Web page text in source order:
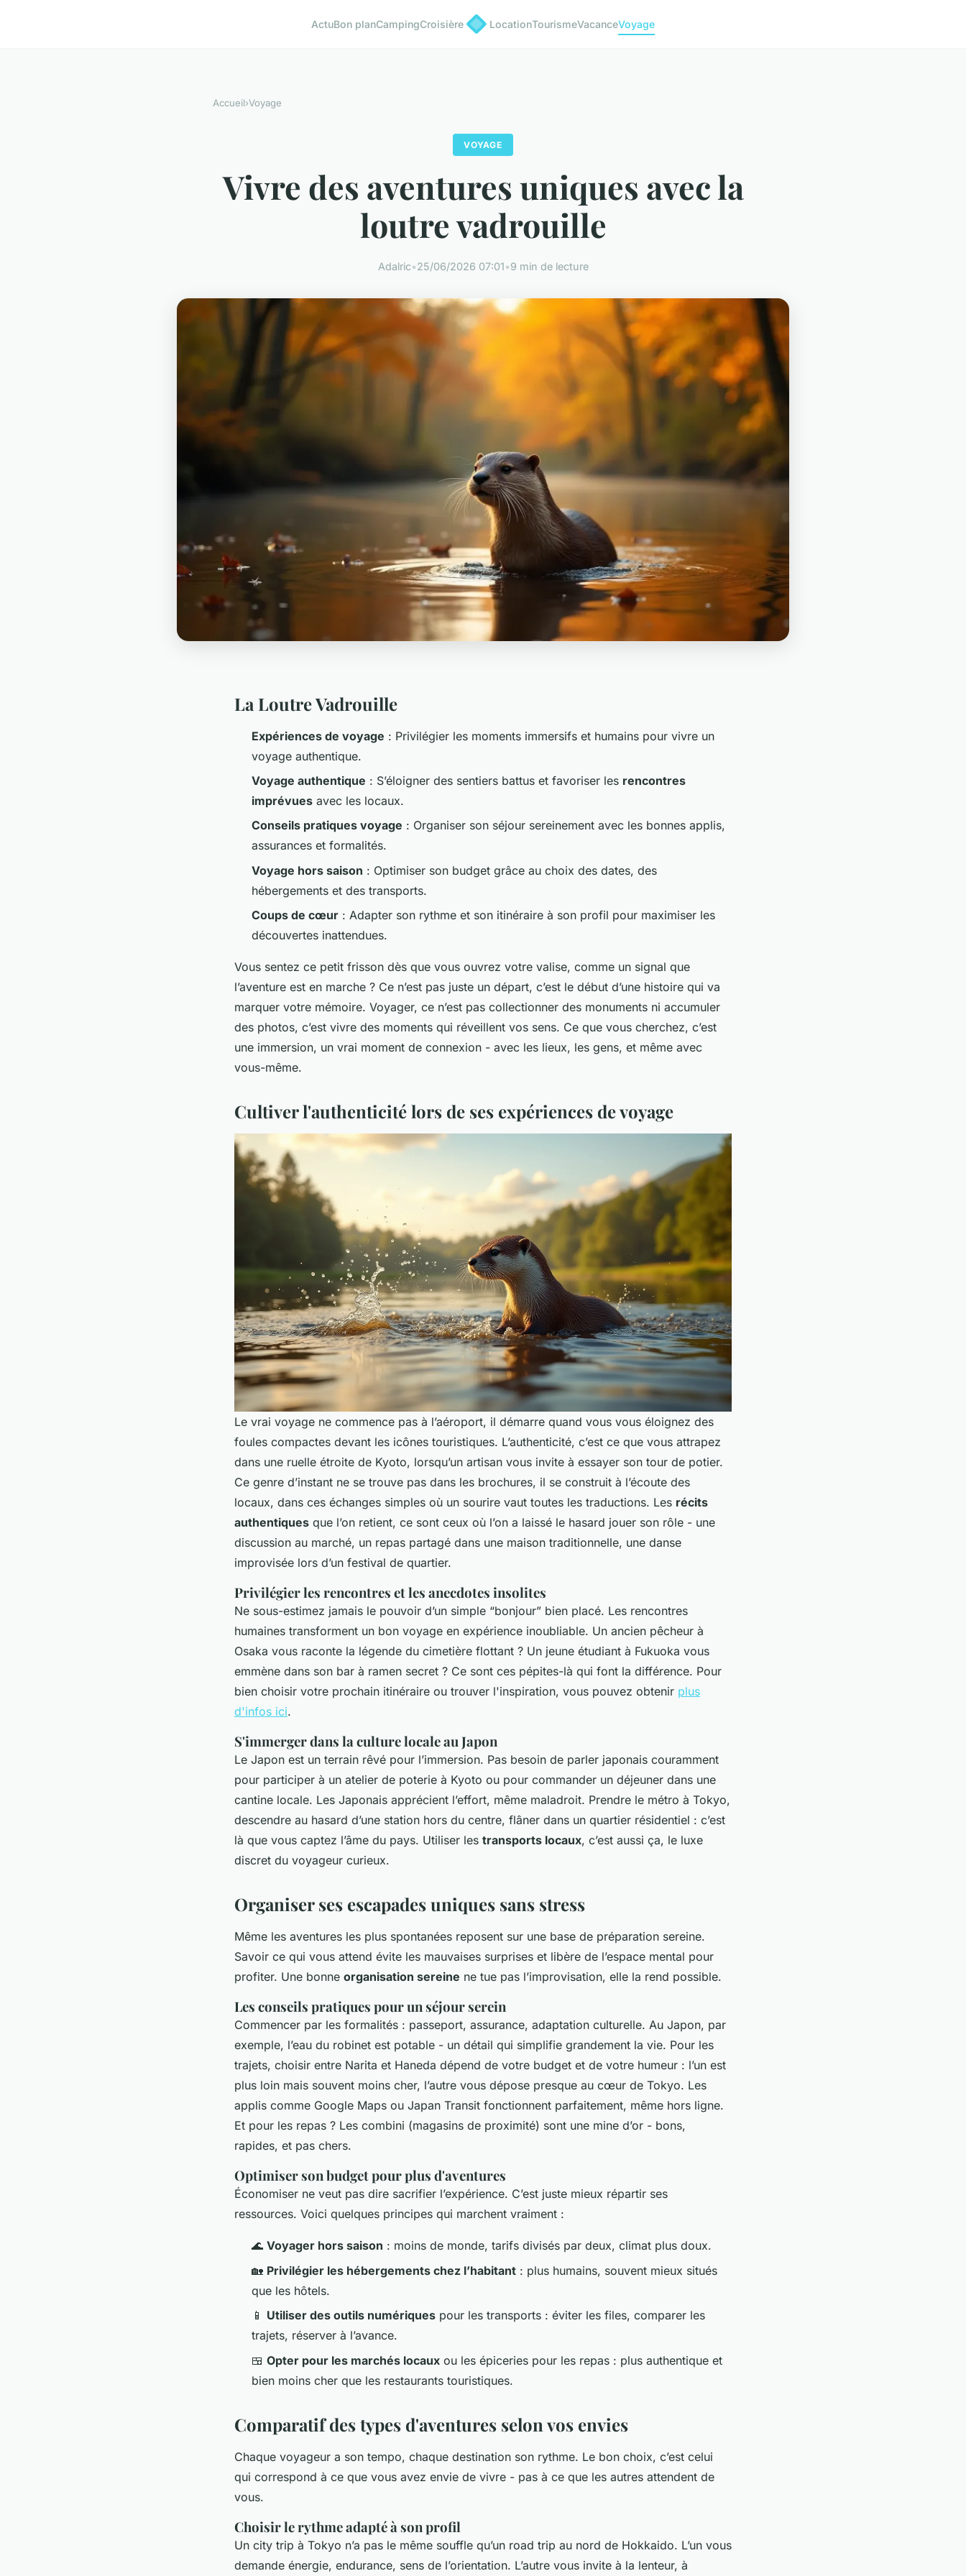
ActuBon planCampingCroisière LocationTourismeVacanceVoyage
Accueil›Voyage
VOYAGE
Vivre des aventures uniques avec la
loutre vadrouille
Adalric•25/06/2026 07:01•9 min de lecture
La Loutre Vadrouille
Expériences de voyage : Privilégier les moments immersifs et humains pour vivre un
voyage authentique.
Voyage authentique : S’éloigner des sentiers battus et favoriser les rencontres
imprévues avec les locaux.
Conseils pratiques voyage : Organiser son séjour sereinement avec les bonnes applis,
assurances et formalités.
Voyage hors saison : Optimiser son budget grâce au choix des dates, des
hébergements et des transports.
Coups de cœur : Adapter son rythme et son itinéraire à son profil pour maximiser les
découvertes inattendues.
Vous sentez ce petit frisson dès que vous ouvrez votre valise, comme un signal que
l’aventure est en marche ? Ce n’est pas juste un départ, c’est le début d’une histoire qui va
marquer votre mémoire. Voyager, ce n’est pas collectionner des monuments ni accumuler
des photos, c’est vivre des moments qui réveillent vos sens. Ce que vous cherchez, c’est
une immersion, un vrai moment de connexion - avec les lieux, les gens, et même avec
vous-même.
Cultiver l'authenticité lors de ses expériences de voyage
Le vrai voyage ne commence pas à l’aéroport, il démarre quand vous vous éloignez des
foules compactes devant les icônes touristiques. L’authenticité, c’est ce que vous attrapez
dans une ruelle étroite de Kyoto, lorsqu’un artisan vous invite à essayer son tour de potier.
Ce genre d’instant ne se trouve pas dans les brochures, il se construit à l’écoute des
locaux, dans ces échanges simples où un sourire vaut toutes les traductions. Les récits
authentiques que l’on retient, ce sont ceux où l’on a laissé le hasard jouer son rôle - une
discussion au marché, un repas partagé dans une maison traditionnelle, une danse
improvisée lors d’un festival de quartier.
Privilégier les rencontres et les anecdotes insolites
Ne sous-estimez jamais le pouvoir d’un simple “bonjour” bien placé. Les rencontres
humaines transforment un bon voyage en expérience inoubliable. Un ancien pêcheur à
Osaka vous raconte la légende du cimetière flottant ? Un jeune étudiant à Fukuoka vous
emmène dans son bar à ramen secret ? Ce sont ces pépites-là qui font la différence. Pour
bien choisir votre prochain itinéraire ou trouver l'inspiration, vous pouvez obtenir plus
d'infos ici.
S'immerger dans la culture locale au Japon
Le Japon est un terrain rêvé pour l’immersion. Pas besoin de parler japonais couramment
pour participer à un atelier de poterie à Kyoto ou pour commander un déjeuner dans une
cantine locale. Les Japonais apprécient l’effort, même maladroit. Prendre le métro à Tokyo,
descendre au hasard d’une station hors du centre, flâner dans un quartier résidentiel : c’est
là que vous captez l’âme du pays. Utiliser les transports locaux, c’est aussi ça, le luxe
discret du voyageur curieux.
Organiser ses escapades uniques sans stress
Même les aventures les plus spontanées reposent sur une base de préparation sereine.
Savoir ce qui vous attend évite les mauvaises surprises et libère de l’espace mental pour
profiter. Une bonne organisation sereine ne tue pas l’improvisation, elle la rend possible.
Les conseils pratiques pour un séjour serein
Commencer par les formalités : passeport, assurance, adaptation culturelle. Au Japon, par
exemple, l’eau du robinet est potable - un détail qui simplifie grandement la vie. Pour les
trajets, choisir entre Narita et Haneda dépend de votre budget et de votre humeur : l’un est
plus loin mais souvent moins cher, l’autre vous dépose presque au cœur de Tokyo. Les
applis comme Google Maps ou Japan Transit fonctionnent parfaitement, même hors ligne.
Et pour les repas ? Les combini (magasins de proximité) sont une mine d’or - bons,
rapides, et pas chers.
Optimiser son budget pour plus d'aventures
Économiser ne veut pas dire sacrifier l’expérience. C’est juste mieux répartir ses
ressources. Voici quelques principes qui marchent vraiment :
🌊 Voyager hors saison : moins de monde, tarifs divisés par deux, climat plus doux.
🏡 Privilégier les hébergements chez l’habitant : plus humains, souvent mieux situés
que les hôtels.
📱 Utiliser des outils numériques pour les transports : éviter les files, comparer les
trajets, réserver à l’avance.
🍱 Opter pour les marchés locaux ou les épiceries pour les repas : plus authentique et
bien moins cher que les restaurants touristiques.
Comparatif des types d'aventures selon vos envies
Chaque voyageur a son tempo, chaque destination son rythme. Le bon choix, c’est celui
qui correspond à ce que vous avez envie de vivre - pas à ce que les autres attendent de
vous.
Choisir le rythme adapté à son profil
Un city trip à Tokyo n’a pas le même souffle qu’un road trip au nord de Hokkaido. L’un vous
demande énergie, endurance, sens de l’orientation. L’autre vous invite à la lenteur, à